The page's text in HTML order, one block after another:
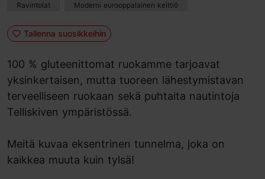
Ravintolat Moderni eurooppalainen keittiö
Tallenna suosikkeihin
100 % gluteenittomat ruokamme tarjoavat
yksinkertaisen, mutta tuoreen lähestymistavan
terveelliseen ruokaan sekä puhtaita nautintoja
Telliskiven ympäristössä.
Meitä kuvaa eksentrinen tunnelma, joka on
kaikkea muuta kuin tylsä!